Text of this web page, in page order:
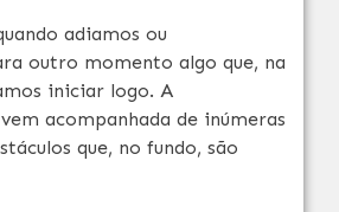
adiamos ou
outro momento algo que, na
iniciar logo. A
acompanhada de inúmeras
que, no fundo, são